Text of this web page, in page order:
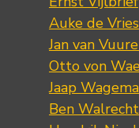
Auke de Vries
Jan van
Otto von
Jaap
Ben Walrecht